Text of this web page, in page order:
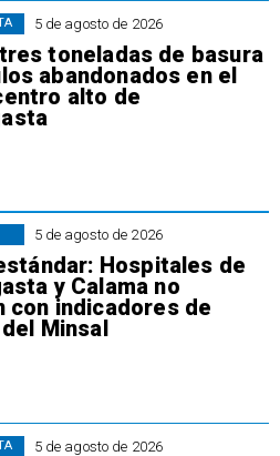
5 de agosto de 2026
toneladas de basura
abandonados en el
alto de
5 de agosto de 2026
Hospitales de
y Calama no
con indicadores de
Minsal
5 de agosto de 2026